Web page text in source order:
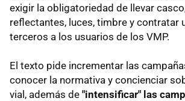
exigir la obligatoriedad de llevar
reflectantes, luces, timbre y contratar
terceros a los usuarios de los VMP.
El texto pide incrementar las
conocer la normativa y concienciar
vial, además de "intensificar" las